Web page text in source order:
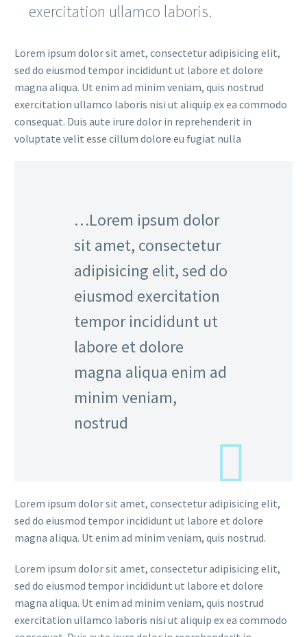
exercitation ullamco laboris.
Lorem ipsum dolor sit amet, consectetur adipisicing elit,
sed do eiusmod tempor incididunt ut labore et dolore
magna aliqua. Ut enim ad minim veniam, quis nostrud
exercitation ullamco laboris nisi ut aliquip ex ea commodo
consequat. Duis aute irure dolor in reprehenderit in
voluptate velit esse cillum dolore eu fugiat nulla
…Lorem ipsum dolor
sit amet, consectetur
adipisicing elit, sed do
eiusmod exercitation
tempor incididunt ut
labore et dolore
magna aliqua enim ad
minim veniam,
nostrud
Lorem ipsum dolor sit amet, consectetur adipisicing elit,
sed do eiusmod tempor incididunt ut labore et dolore
magna aliqua. Ut enim ad minim veniam, quis nostrud.
Lorem ipsum dolor sit amet, consectetur adipisicing elit,
sed do eiusmod tempor incididunt ut labore et dolore
magna aliqua. Ut enim ad minim veniam, quis nostrud
exercitation ullamco laboris nisi ut aliquip ex ea commodo